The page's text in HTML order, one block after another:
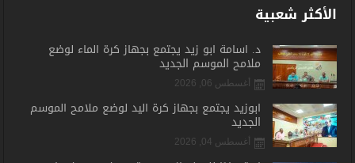
الأكثر شعبية
د. أسامة أبو زيد يجتمع بجهاز كرة الماء لوضع
ملامح الموسم الجديد
أغسطس 06, 2026
أبوزيد يجتمع بجهاز كرة اليد لوضع ملامح الموسم
الجديد
أغسطس 04, 2026